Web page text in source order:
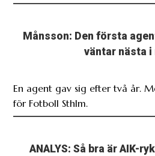
Månsson: Den första
väntar nästa i
En agent gav sig efter två år.
för Fotboll Sthlm.
ANALYS: Så bra är AIK-